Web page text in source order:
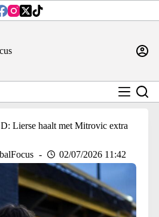
Lierse haalt met Mitrovic extra
02/07/2026 11:42